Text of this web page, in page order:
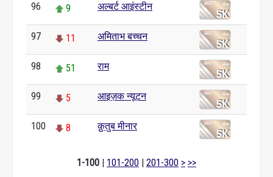
96 9 अल्बर्ट आइंस्टीन
97 11 अमिताभ बच्चन
98 51 राम
99 5 आइज़क न्यूटन
100 8 क़ुतुब मीनार
1-100 | 101-200 | 201-300 > >>